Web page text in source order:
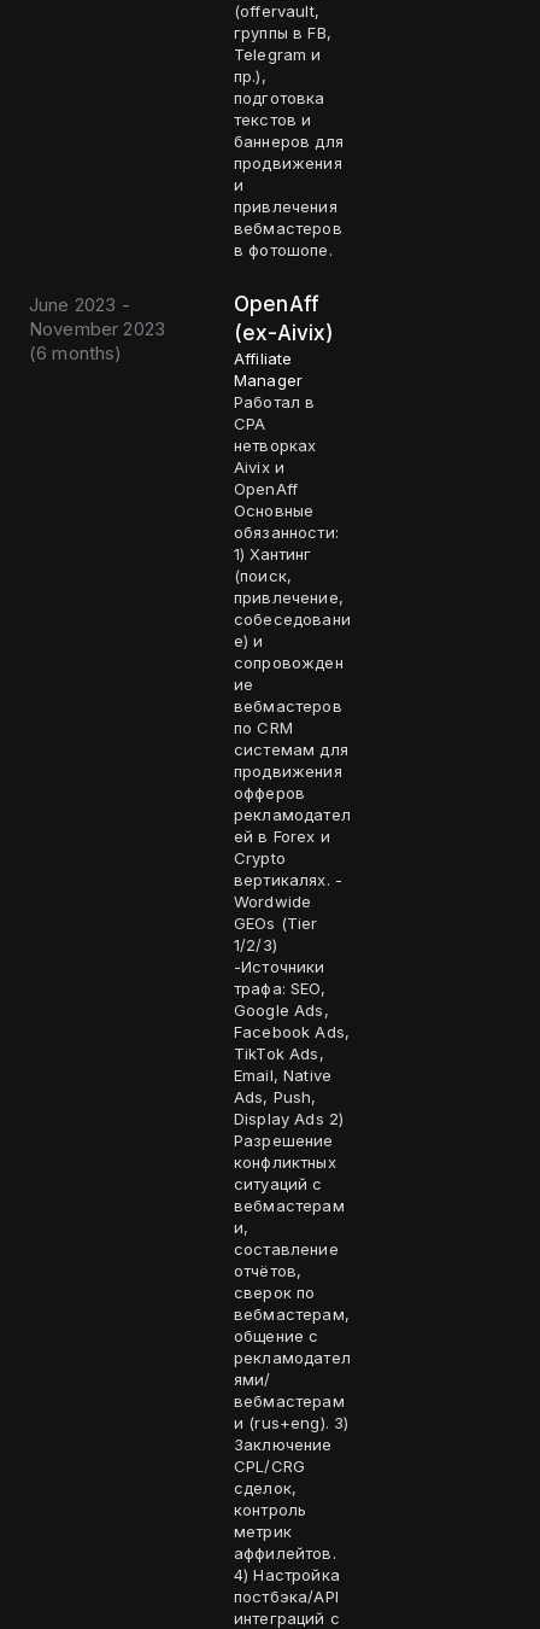
(offervault,
группы в FB,
Telegram и
пр.),
подготовка
текстов и
баннеров для
продвижения
и
привлечения
вебмастеров
в фотошопе.
June 2023 -
November 2023
(6 months)
OpenAff
(ex-Aivix)
Affiliate
Manager
Работал в
CPA
нетворках
Aivix и
OpenAff
Основные
обязанности:
1) Хантинг
(поиск,
привлечение,
собеседовани
е) и
сопровожден
ие
вебмастеров
по CRM
системам для
продвижения
офферов
рекламодател
ей в Forex и
Crypto
вертикалях. -
Wordwide
GEOs (Tier
1/2/3)
-Источники
трафа: SEO,
Google Ads,
Facebook Ads,
TikTok Ads,
Email, Native
Ads, Push,
Display Ads 2)
Разрешение
конфликтных
ситуаций с
вебмастерам
и,
составление
отчётов,
сверок по
вебмастерам,
общение с
рекламодател
ями/
вебмастерам
и (rus+eng). 3)
Заключение
CPL/CRG
сделок,
контроль
метрик
аффилейтов.
4) Настройка
постбэка/API
интеграций с